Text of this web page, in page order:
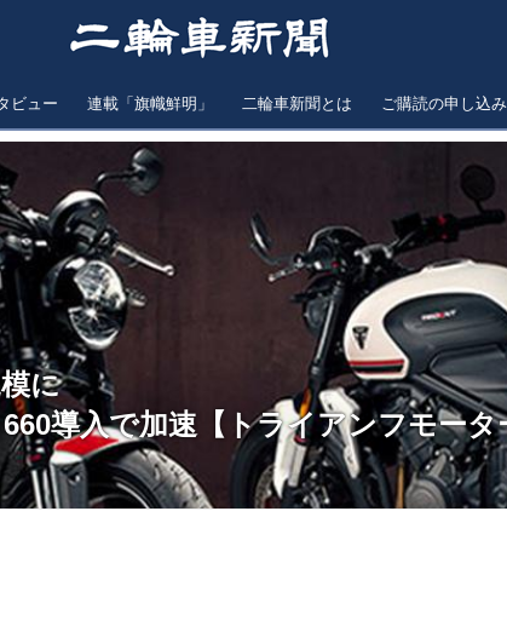
ビュー 連載「旗幟鮮明」 二輪車新聞とは ご購読の申し込み
に
導入で加速【トライアンフモータ